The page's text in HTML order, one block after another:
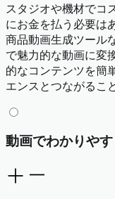
スタジオや機材でコ
にお金を払う必要は
商品動画生成ツール
で魅力的な動画に変
的なコンテンツを簡
エンスとつながるこ
動画でわかりや